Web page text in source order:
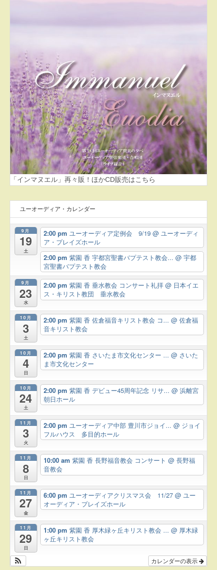
「インマヌエル」再々販！ほかCD販売はこちら
ユーオーディア・カレンダー
9月
19
土
2:00 pm ユーオーディア定例会 9/19 @ ユーオーディ
ア・プレイズホール
2:00 pm 紫園 香 宇都宮聖書バプテスト教会... @ 宇都
宮聖書バプテスト教会
9月
23
水
2:00 pm 紫園 香 垂水教会 コンサート礼拝 @ 日本イエ
ス・キリスト教団 垂水教会
10月
3
土
2:00 pm 紫園 香 佐倉福音キリスト教会 コ... @ 佐倉福
音キリスト教会
10月
4
日
2:00 pm 紫園 香 さいたま市文化センター ... @ さいた
ま市文化センター
10月
24
土
2:00 pm 紫園 香 デビュー45周年記念 リサ... @ 浜離宮
朝日ホール
11月
3
火
2:00 pm ユーオーディア中部 豊川市ジョイ... @ ジョイ
フルハウス 多目的ホール
11月
8
日
10:00 am 紫園 香 長野福音教会 コンサート @ 長野福
音教会
11月
27
金
6:00 pm ユーオーディアクリスマス会 11/27 @ ユー
オーディア・プレイズホール
11月
29
日
1:00 pm 紫園 香 厚木緑ヶ丘キリスト教会 ... @ 厚木緑
ヶ丘キリスト教会
カレンダーの表示